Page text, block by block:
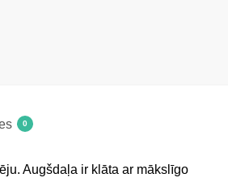
0
Augšdaļa ir klāta ar mākslīgo